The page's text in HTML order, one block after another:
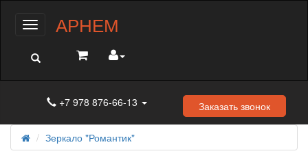
МенюАРНЕМ
+7 978 876-66-13 Заказать звонок
Зеркало "Романтик"